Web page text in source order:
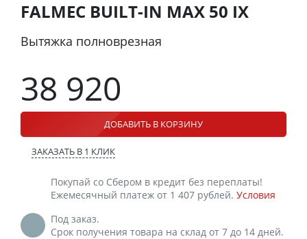
FALMEC BUILT-IN MAX 50 IX
Вытяжка полноврезная
38 920
ДОБАВИТЬ В КОРЗИНУ
ЗАКАЗАТЬ В 1 КЛИК
Покупай со Сбером в кредит без переплаты!
Ежемесячный платеж от 1 407 рублей. Условия
Под заказ.
Срок получения товара на склад от 7 до 14 дней.